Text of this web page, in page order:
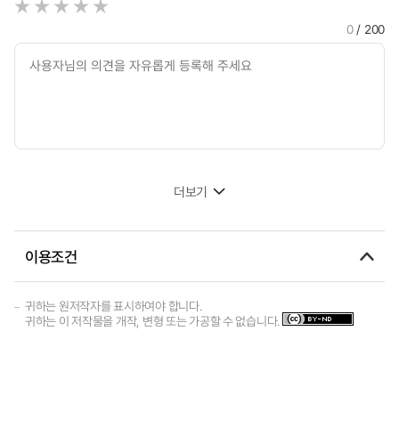
0/ 200
더보기
이용조건
귀하는 원저작자를 표시하여야 합니다.
귀하는 이 저작물을 개작, 변형 또는 가공할 수 없습니다.